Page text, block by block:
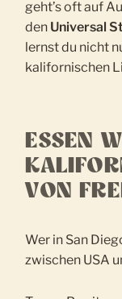
geht’s oft auf
den Universal
lernst du nicht
kalifornischen
ESSEN
VON
Wer in San
zwischen USA